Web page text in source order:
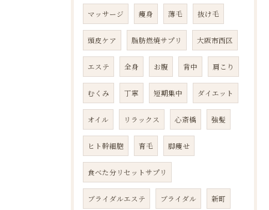
マッサージ 痩身 薄毛 抜け毛
頭皮ケア 脂肪燃焼サプリ 大阪市西区
エステ 全身 お腹 背中 肩こり
むくみ 丁寧 短期集中 ダイエット
オイル リラックス 心斎橋 強髪
ヒト幹細胞 育毛 脚痩せ
食べた分リセットサプリ
ブライダルエステ ブライダル 新町